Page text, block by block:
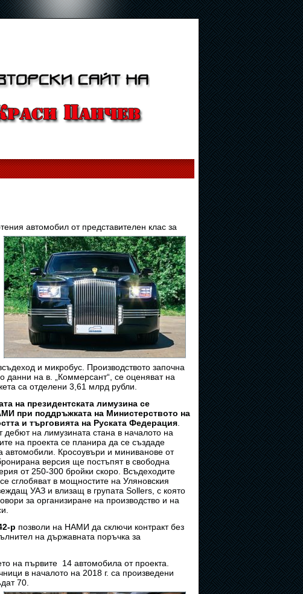
автомобил от представителен клас за
и микробус. Производството започна
данни на в. „Коммерсант“, се оценяват на
са отделени 3,61 млрд рубли.
на президентската лимузина се
при поддръжката на Министерството на
и търговията на Руската Федерация
на лимузината стана в началото на
на проекта се планира да се създаде
автомобили. Кросоувъри и миниванове от
версия ще постъпят в свободна
от 250-300 бройки скоро. Всъдеходите
сглобяват в мощностите на Уляновския
УАЗ и влизащ в групата Sollers, с която
за организиране на производство и на
р позволи на НАМИ да сключи контракт без
на държавната поръчка за
на първите 14 автомобила от проекта.
в началото на 2018 г. са произведени
70.